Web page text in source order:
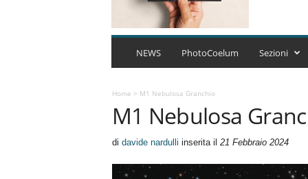
C
m
A
r
NEWS PhotoCoelum Sezioni
Home > M1 Nebulosa Granchio
M1 Nebulosa
di davide nardulli inserita il 21 Febbraio 2024